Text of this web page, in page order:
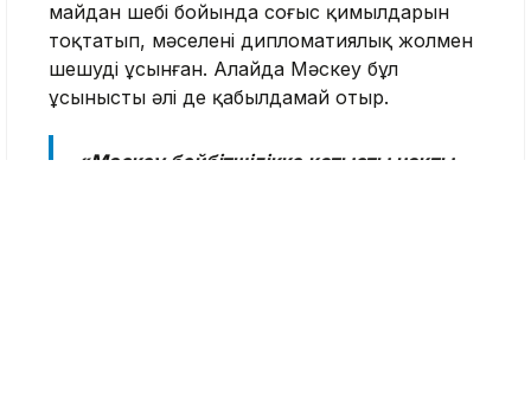
майдан шебі бойында соғыс қимылдарын
тоқтатып, мәселені дипломатиялық жолмен
шешуді ұсынған. Алайда Мәскеу бұл
ұсынысты әлі де қабылдамай отыр.
«Мәскеу бейбітшілікке қатысты нақты